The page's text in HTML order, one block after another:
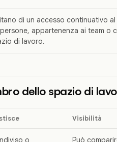
di un accesso continuativo al
appartenenza ai team o
di lavoro.
dello spazio di
Visibilità
o
Può